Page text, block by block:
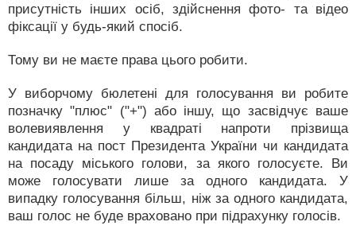
присутність інших осіб, здійснення фото- та відео
фіксації у будь-який спосіб.
Тому ви не маєте права цього робити.
У виборчому бюлетені для голосування ви робите
позначку "плюс" ("+") або іншу, що засвідчує ваше
волевиявлення у квадраті напроти прізвища
кандидата на пост Президента України чи кандидата
на посаду міського голови, за якого голосуєте. Ви
може голосувати лише за одного кандидата. У
випадку голосування більш, ніж за одного кандидата,
ваш голос не буде враховано при підрахунку голосів.